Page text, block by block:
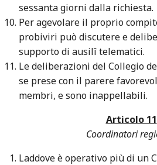
sessanta giorni dalla richiesta.
Per agevolare il proprio
probiviri può discutere e
supporto di ausilî telematici.
Le deliberazioni del Collegio
se prese con il parere
membri, e sono inappellabili.
Articolo 11
Coordinatori
Laddove è operativo più di un